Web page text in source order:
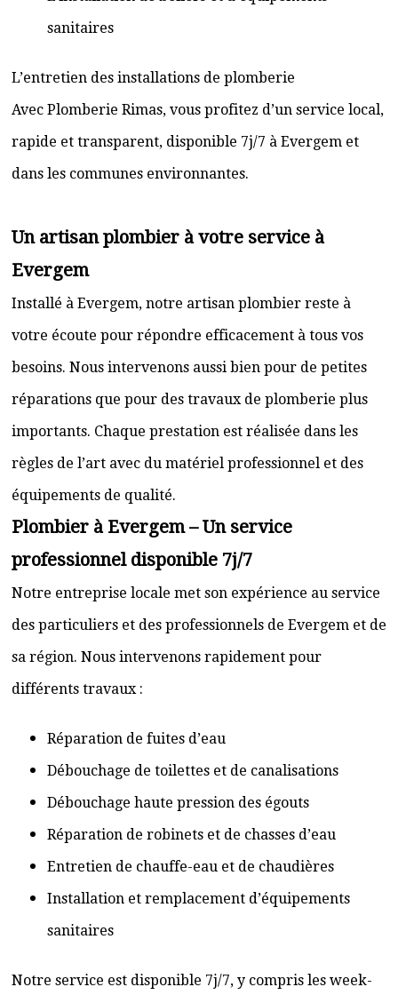
sanitaires
L’entretien des installations de plomberie
Avec Plomberie Rimas, vous profitez d’un service local,
rapide et transparent, disponible 7j/7 à Evergem et
dans les communes environnantes.
Un artisan plombier à votre service à
Evergem
Installé à Evergem, notre artisan plombier reste à
votre écoute pour répondre efficacement à tous vos
besoins. Nous intervenons aussi bien pour de petites
réparations que pour des travaux de plomberie plus
importants. Chaque prestation est réalisée dans les
règles de l’art avec du matériel professionnel et des
équipements de qualité.
Plombier à Evergem – Un service
professionnel disponible 7j/7
Notre entreprise locale met son expérience au service
des particuliers et des professionnels de Evergem et de
sa région. Nous intervenons rapidement pour
différents travaux :
Réparation de fuites d’eau
Débouchage de toilettes et de canalisations
Débouchage haute pression des égouts
Réparation de robinets et de chasses d’eau
Entretien de chauffe-eau et de chaudières
Installation et remplacement d’équipements
sanitaires
Notre service est disponible 7j/7, y compris les week-